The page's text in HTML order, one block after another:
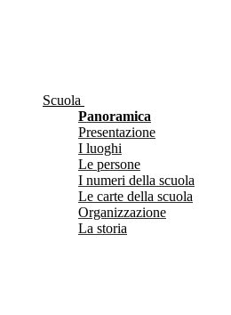
Scuola
Panoramica
Presentazione
I luoghi
Le persone
I numeri della scuola
Le carte della scuola
Organizzazione
La storia